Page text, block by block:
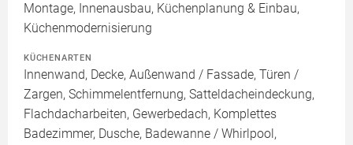
Montage, Innenausbau, Küchenplanung & Einbau,
Küchenmodernisierung
KÜCHENARTEN
Innenwand, Decke, Außenwand / Fassade, Türen /
Zargen, Schimmelentfernung, Satteldacheindeckung,
Flachdacharbeiten, Gewerbedach, Komplettes
Badezimmer, Dusche, Badewanne / Whirlpool,